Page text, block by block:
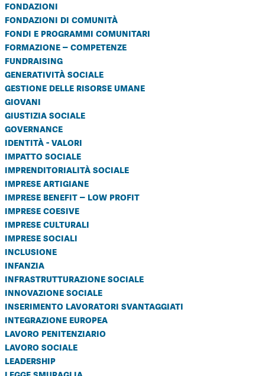
fondazioni
fondazioni di comunità
fondi e programmi comunitari
formazione – competenze
fundraising
generatività sociale
gestione delle risorse umane
giovani
giustizia sociale
governance
identità - valori
impatto sociale
imprenditorialità sociale
imprese artigiane
imprese benefit – low profit
imprese coesive
imprese culturali
imprese sociali
inclusione
infanzia
infrastrutturazione sociale
innovazione sociale
inserimento lavoratori svantaggiati
integrazione europea
lavoro penitenziario
lavoro sociale
leadership